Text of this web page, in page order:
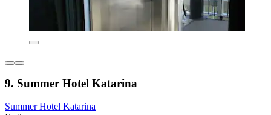
9. Summer Hotel Katarina
Summer Hotel Katarina